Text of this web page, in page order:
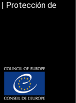
Protección de